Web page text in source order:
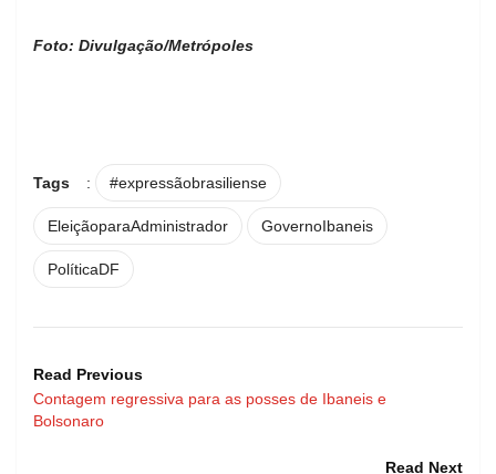
Foto: Divulgação/Metrópoles
Tags : #expressãobrasiliense
EleiçãoparaAdministrador GovernoIbaneis
PolíticaDF
Read Previous
Contagem regressiva para as posses de Ibaneis e
Bolsonaro
Read Next